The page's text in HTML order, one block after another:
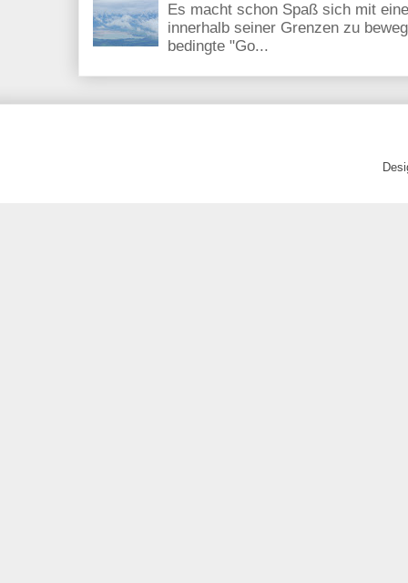
Es macht schon Spaß sich mit
innerhalb seiner Grenzen zu
bedingte "Go...